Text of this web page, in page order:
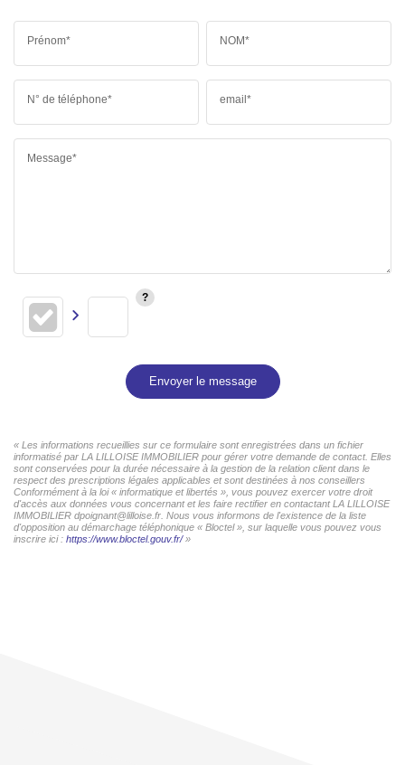
Prénom* NOM*
N° de téléphone* email*
Message*
Envoyer le message
« Les informations recueillies sur ce formulaire sont enregistrées dans un fichier
informatisé par LA LILLOISE IMMOBILIER pour gérer votre demande de contact. Elles
sont conservées pour la durée nécessaire à la gestion de la relation client dans le
respect des prescriptions légales applicables et sont destinées à nos conseillers
Conformément à la loi « informatique et libertés », vous pouvez exercer votre droit
d'accès aux données vous concernant et les faire rectifier en contactant LA LILLOISE
IMMOBILIER dpoignant@lilloise.fr. Nous vous informons de l'existence de la liste
d'opposition au démarchage téléphonique « Bloctel », sur laquelle vous pouvez vous
inscrire ici : https://www.bloctel.gouv.fr/»